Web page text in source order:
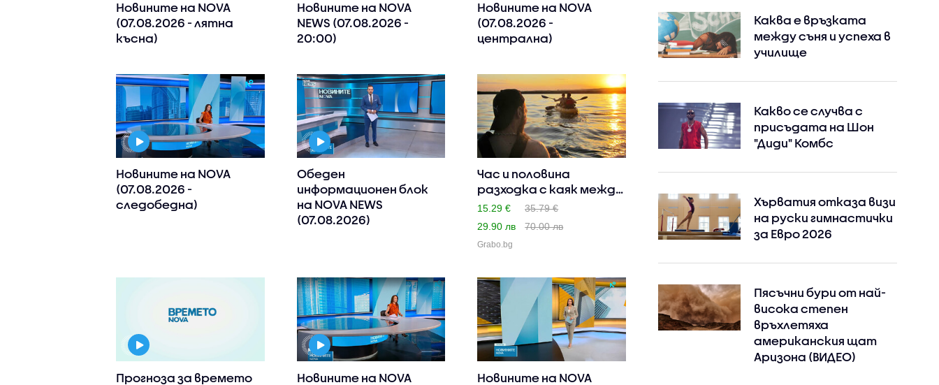
Новините на NOVA
(07.08.2026 - лятна
късна)
Новините на NOVA
NEWS (07.08.2026 -
20:00)
Новините на NOVA
(07.08.2026 -
централна)
Новините на NOVA
(07.08.2026 -
следобедна)
Обеден
информационен блок
на NOVA NEWS
(07.08.2026)
Час и половина
разходка с каяк между
Равда и..
15.29 €
35.79 €
29.90 лв
70.00 лв
Grabo.bg
Прогноза за времето
Новините на NOVA
Новините на NOVA
Каква е връзката
между съня и успеха в
училище
Какво се случва с
присъдата на Шон
"Диди" Комбс
Хърватия отказа визи
на руски гимнастички
за Евро 2026
Пясъчни бури от най-
висока степен
връхлетяха
американския щат
Аризона (ВИДЕО)